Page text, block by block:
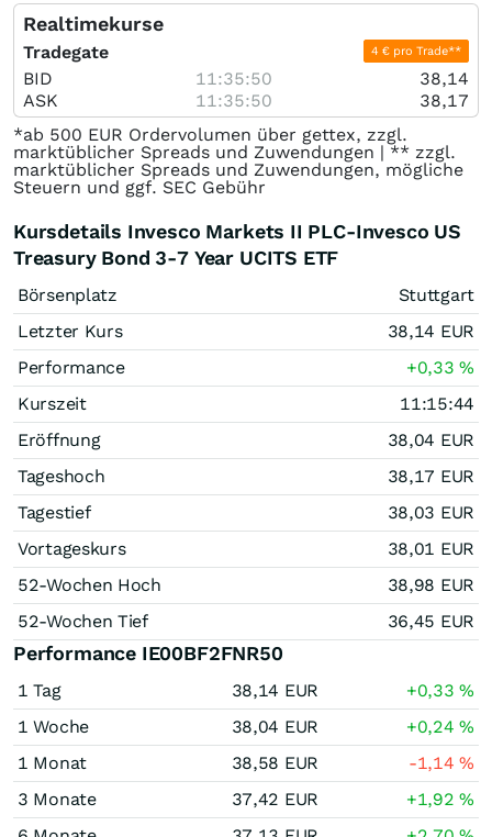
Realtimekurse
Tradegate 4 € pro Trade**
BID 11:35:50
38,14
ASK
11:35:50
38,17
*ab 500 EUR Ordervolumen über gettex, zzgl.
marktüblicher Spreads und Zuwendungen | ** zzgl.
marktüblicher Spreads und Zuwendungen, mögliche
Steuern und ggf. SEC Gebühr
Kursdetails Invesco Markets II PLC-Invesco US
Treasury Bond 3-7 Year UCITS ETF
Börsenplatz
Stuttgart
Letzter Kurs
38,14 EUR
Performance
+0,33%
Kurszeit
11:15:44
Eröffnung
38,04 EUR
Tageshoch
38,17 EUR
Tagestief
38,03 EUR
Vortageskurs
38,01 EUR
52-Wochen Hoch
38,98 EUR
52-Wochen Tief
36,45 EUR
Performance IE00BF2FNR50
1 Tag 38,14 EUR +0,33%
1 Woche
38,04 EUR +0,24%
1 Monat
38,58 EUR -1,14%
3 Monate
37,42 EUR +1,92%